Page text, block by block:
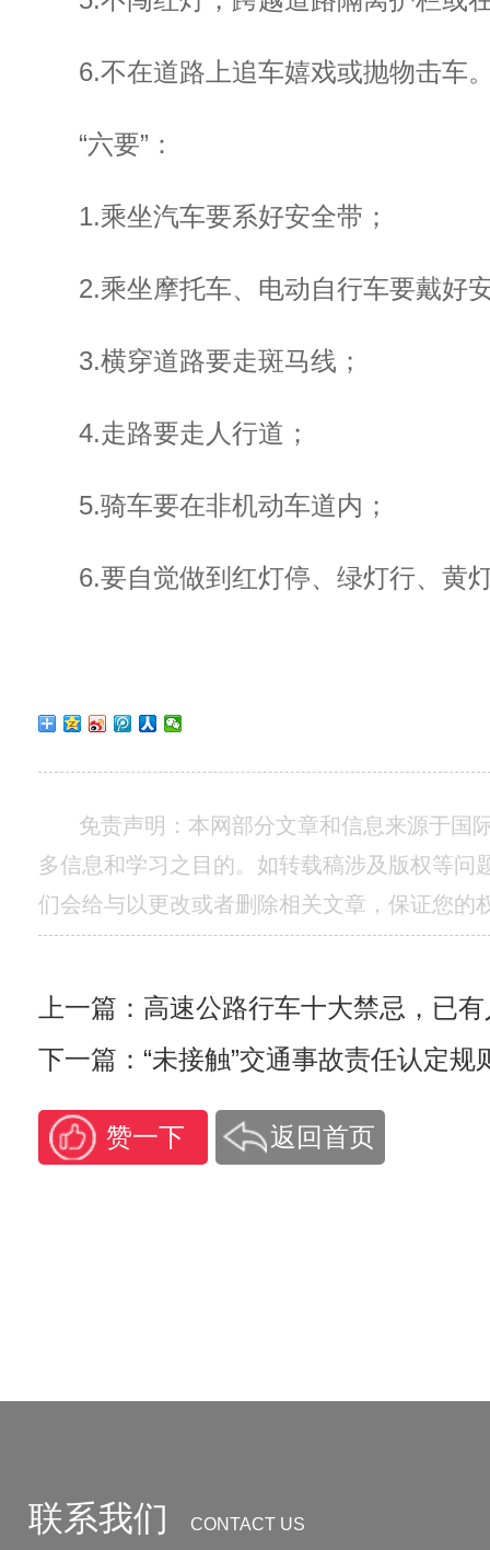
6.不在道路上追车嬉戏或抛物击车
“六要”：
1.乘坐汽车要系好安全带；
2.乘坐摩托车、电动自行车要戴好
3.横穿道路要走斑马线；
4.走路要走人行道；
5.骑车要在非机动车道内；
6.要自觉做到红灯停、绿灯行、黄
免责声明：本网部分文章和信息来源于国
多信息和学习之目的。如转载稿涉及版权等问
们会给与以更改或者删除相关文章，保证您的
上一篇：高速公路行车十大禁忌，已
下一篇：“未接触”交通事故责任认定规
赞一下 返回首页
联系我们 CONTACT US